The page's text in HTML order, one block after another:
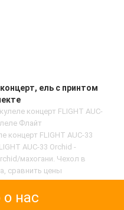
ель с принтом
концерт FLIGHT AUC-
Флайт
концерт FLIGHT AUC-33
AUC-33 Orchid -
махогани. Чехол в
сравнить цены
о нас